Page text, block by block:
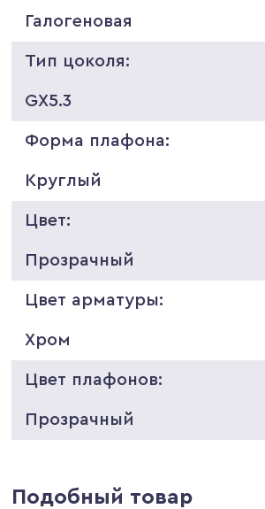
Галогеновая
Тип цоколя:
GX5.3
Форма плафона:
Круглый
Цвет:
Прозрачный
Цвет арматуры:
Хром
Цвет плафонов:
Прозрачный
Подобный товар